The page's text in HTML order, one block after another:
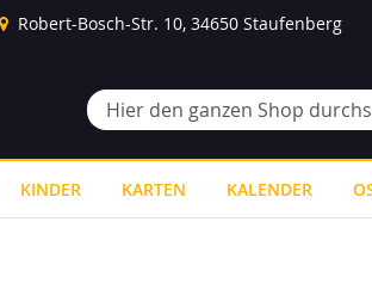
Robert-Bosch-Str. 10, 34650 Staufenberg
Suche
KINDER KARTEN KALENDER